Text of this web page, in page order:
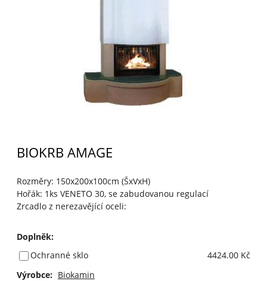
BIOKRB AMAGE
Rozměry: 150x200x100cm (ŠxVxH)
Hořák: 1ks VENETO 30, se zabudovanou regulací
Zrcadlo z nerezavějící oceli:
Doplněk:
Ochranné sklo
4424.00 Kč
Výrobce: Biokamin